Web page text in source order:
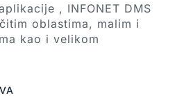
, INFONET DMS
oblastima, malim i
kao i velikom